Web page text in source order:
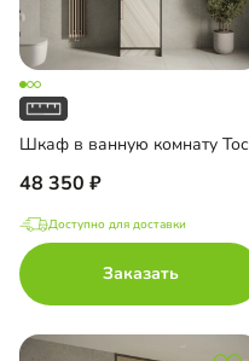
48 350
Доступно для доставки
Заказать